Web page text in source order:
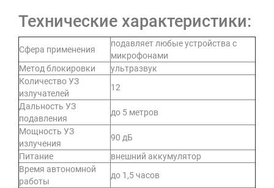
Технические характеристики:
Сфера применения
подавляет любые устройства с
микрофонами
Метод блокировки
ультразвук
Количество УЗ
излучателей
12
Дальность УЗ
подавления
до 5 метров
Мощность УЗ
излучения
90 дБ
Питание
внешний аккумулятор
Время автономной
работы
до 1,5 часов